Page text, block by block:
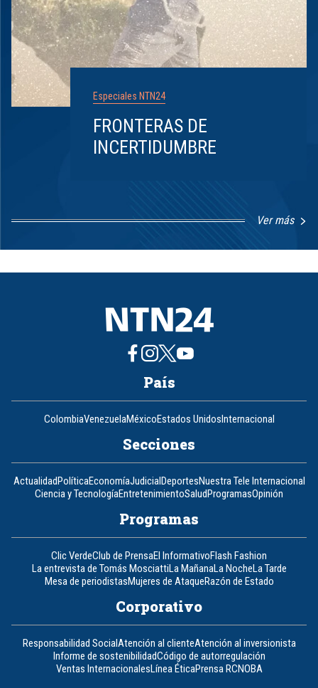
Especiales NTN24
FRONTERAS DE
INCERTIDUMBRE
Ver más
1
8
País
ColombiaVenezuelaMéxicoEstados UnidosInternacional
Secciones
ActualidadPolíticaEconomíaJudicialDeportesNuestra Tele Internacional
Ciencia y TecnologíaEntretenimientoSaludProgramasOpinión
Programas
Clic VerdeClub de PrensaEl InformativoFlash Fashion
La entrevista de Tomás MosciattiLa MañanaLa NocheLa Tarde
Mesa de periodistasMujeres de AtaqueRazón de Estado
Corporativo
Responsabilidad SocialAtención al clienteAtención al inversionista
Informe de sostenibilidadCódigo de autorregulación
Ventas InternacionalesLínea ÉticaPrensa RCNOBA